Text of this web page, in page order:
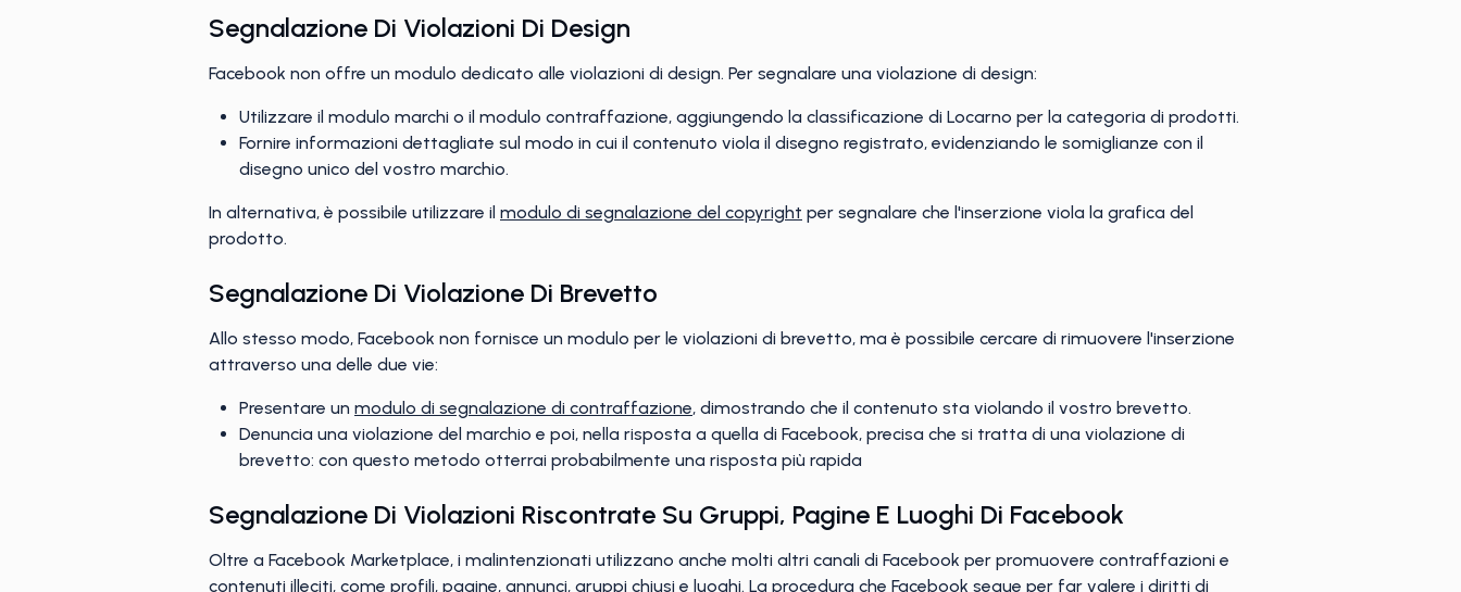
Segnalazione Di Violazioni Di Design
Facebook non offre un modulo dedicato alle violazioni di design. Per segnalare una violazione di design:
Utilizzare il modulo marchi o il modulo contraffazione, aggiungendo la classificazione di Locarno per la categoria di prodotti.
Fornire informazioni dettagliate sul modo in cui il contenuto viola il disegno registrato, evidenziando le somiglianze con il
disegno unico del vostro marchio.
In alternativa, è possibile utilizzare il modulo di segnalazione del copyright per segnalare che l'inserzione viola la grafica del
prodotto.
Segnalazione Di Violazione Di Brevetto
Allo stesso modo, Facebook non fornisce un modulo per le violazioni di brevetto, ma è possibile cercare di rimuovere l'inserzione
attraverso una delle due vie:
Presentare un modulo di segnalazione di contraffazione, dimostrando che il contenuto sta violando il vostro brevetto.
Denuncia una violazione del marchio e poi, nella risposta a quella di Facebook, precisa che si tratta di una violazione di
brevetto: con questo metodo otterrai probabilmente una risposta più rapida
Segnalazione Di Violazioni Riscontrate Su Gruppi, Pagine E Luoghi Di Facebook
Oltre a Facebook Marketplace, i malintenzionati utilizzano anche molti altri canali di Facebook per promuovere contraffazioni e
contenuti illeciti, come profili, pagine, annunci, gruppi chiusi e luoghi. La procedura che Facebook segue per far valere i diritti di